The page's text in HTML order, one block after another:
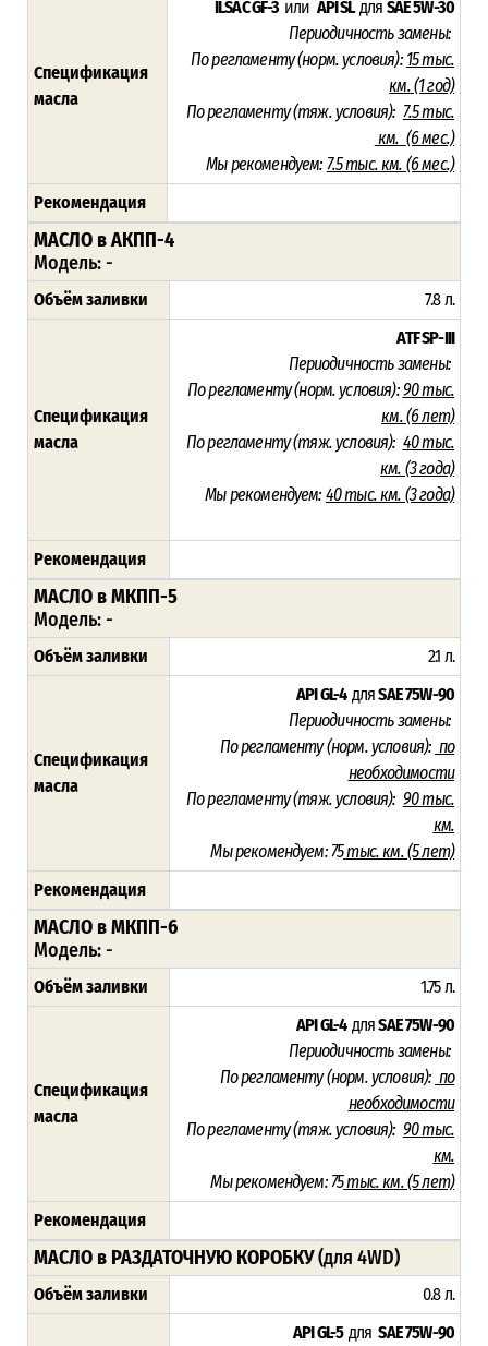
Спецификация
масла
ILSAC GF-3 или API SLдля SAE 5W-30
Периодичность замены:
По регламенту (норм. условия): 15 тыс.
км.(1 год)
По регламенту (тяж. условия): 7.5 тыс.
км. (6 мес.)
Мы рекомендуем: 7.5 тыс. км. (6 мес.)
Рекомендация
МАСЛО в АКПП-4
Модель: -
Объём заливки 7.8 л.
Спецификация
масла
ATF SP-III
Периодичность замены:
По регламенту (норм. условия):90 тыс.
км. (6 лет)
По регламенту (тяж. условия): 40 тыс.
км. (3 года)
Мы рекомендуем: 40 тыс. км. (3 года)
Рекомендация
МАСЛО в МКПП-5
Модель: -
Объём заливки 2.1 л.
Спецификация
масла
API GL-4 дляSAE 75W-90
Периодичность замены:
По регламенту (норм. условия): по
необходимости
По регламенту (тяж. условия): 90 тыс.
км.
Мы рекомендуем: 75тыс. км. (5 лет)
Рекомендация
МАСЛО в МКПП-6
Модель: -
Объём заливки 1.75 л.
Спецификация
масла
API GL-4 дляSAE 75W-90
Периодичность замены:
По регламенту (норм. условия): по
необходимости
По регламенту (тяж. условия): 90 тыс.
км.
Мы рекомендуем: 75тыс. км. (5 лет)
Рекомендация
МАСЛО в РАЗДАТОЧНУЮ КОРОБКУ(для 4WD)
Объём заливки 0.8 л.
API GL-5 дляSAE 75W-90